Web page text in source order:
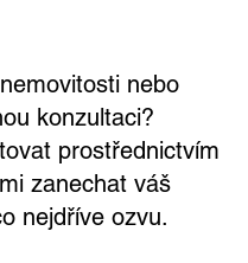
nebo
konzultaci?
prostřednictvím
zanechat váš
nejdříve ozvu.